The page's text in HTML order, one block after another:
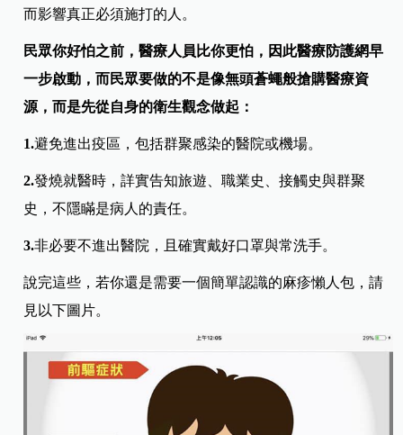
而影響真正必須施打的人。
民眾你好怕之前，醫療人員比你更怕，因此醫療防護網早
一步啟動，而民眾要做的不是像無頭蒼蠅般搶購醫療資
源，而是先從自身的衛生觀念做起：
1.避免進出疫區，包括群聚感染的醫院或機場。
2.發燒就醫時，詳實告知旅遊、職業史、接觸史與群聚
史，不隱瞞是病人的責任。
3.非必要不進出醫院，且確實戴好口罩與常洗手。
說完這些，若你還是需要一個簡單認識的麻疹懶人包，請
見以下圖片。